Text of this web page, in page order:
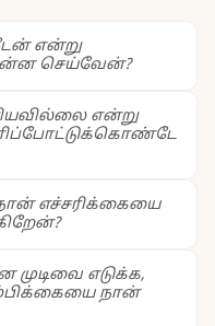
என்று
செய்வேன்?
என்று
எச்சரிக்கையை
முடிவை எடுக்க,
நான்